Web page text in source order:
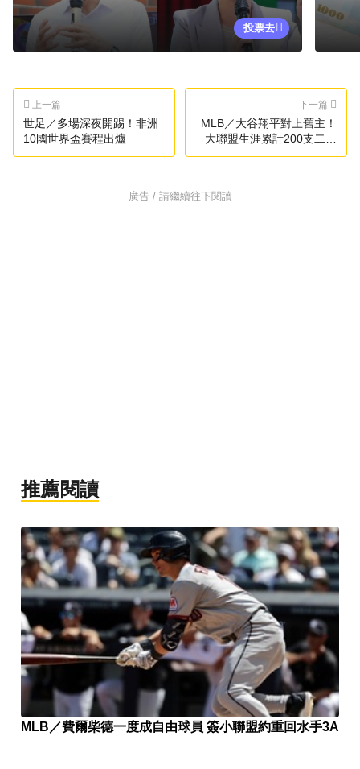
投票去
上一篇
世足／多場深夜開踢！非洲
10國世界盃賽程出爐
下一篇
MLB／大谷翔平對上舊主！
大聯盟生涯累計200支二壘
安打
廣告 / 請繼續往下閱讀
推薦閱讀
MLB／費爾柴德一度成自由球員 簽小聯盟約重回水手3A